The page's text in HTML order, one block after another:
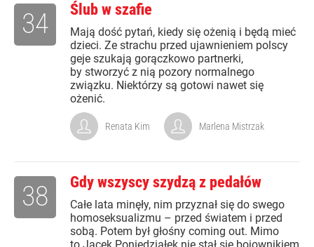
Ślub w szafie
Mają dość pytań, kiedy się ożenią i będą mieć
dzieci. Ze strachu przed ujawnieniem polscy
geje szukają gorączkowo partnerki,
by stworzyć z nią pozory normalnego
związku. Niektórzy są gotowi nawet się
ożenić.
34
Renata Kim Marlena Mistrzak
Gdy wszyscy szydzą z pedałów
Całe lata minęły, nim przyznał się do swego
homoseksualizmu – przed światem i przed
sobą. Potem był głośny coming out. Mimo
38